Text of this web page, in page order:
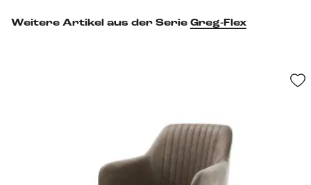
Weitere Artikel aus der Serie Greg-Flex